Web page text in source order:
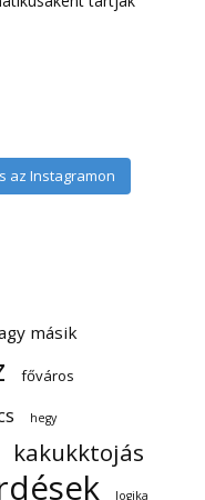
az Instagramon
másik
főváros
hegy
kakukktojás
logika